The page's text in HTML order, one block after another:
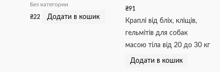
Без категории
₴22 Додати в кошик
₴91
Краплі від бліх, кліщів,
гельмітів для собак
масою тіла від 20 до 30 кг
Додати в кошик